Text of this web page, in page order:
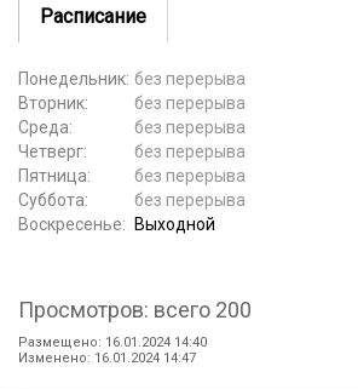
Расписание
Понедельник:
Вторник:
Среда:
Четверг:
Пятница:
Суббота:
Воскресенье:
без перерыва
без перерыва
без перерыва
без перерыва
без перерыва
без перерыва
Выходной
Просмотров: всего 200
Размещено: 16.01.2024 14:40
Изменено: 16.01.2024 14:47